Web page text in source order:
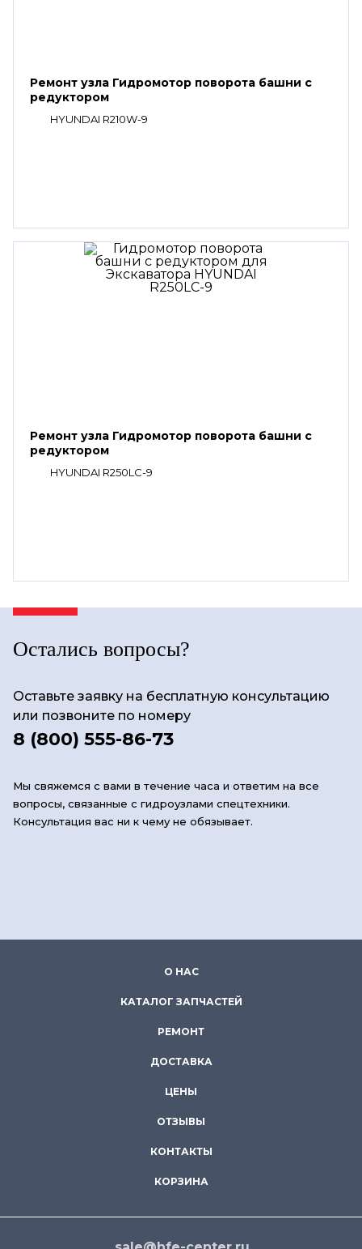
Ремонт узла Гидромотор поворота башни с
редуктором
HYUNDAI R210W-9
Ремонт узла Гидромотор поворота башни с
редуктором
HYUNDAI R250LC-9
Остались вопросы?
Оставьте заявку на бесплатную консультацию
или позвоните по номеру
8 (800) 555-86-73
Мы свяжемся с вами в течение часа и ответим на все
вопросы, связанные с гидроузлами спецтехники.
Консультация вас ни к чему не обязывает.
О НАС
КАТАЛОГ ЗАПЧАСТЕЙ
РЕМОНТ
ДОСТАВКА
ЦЕНЫ
ОТЗЫВЫ
КОНТАКТЫ
КОРЗИНА